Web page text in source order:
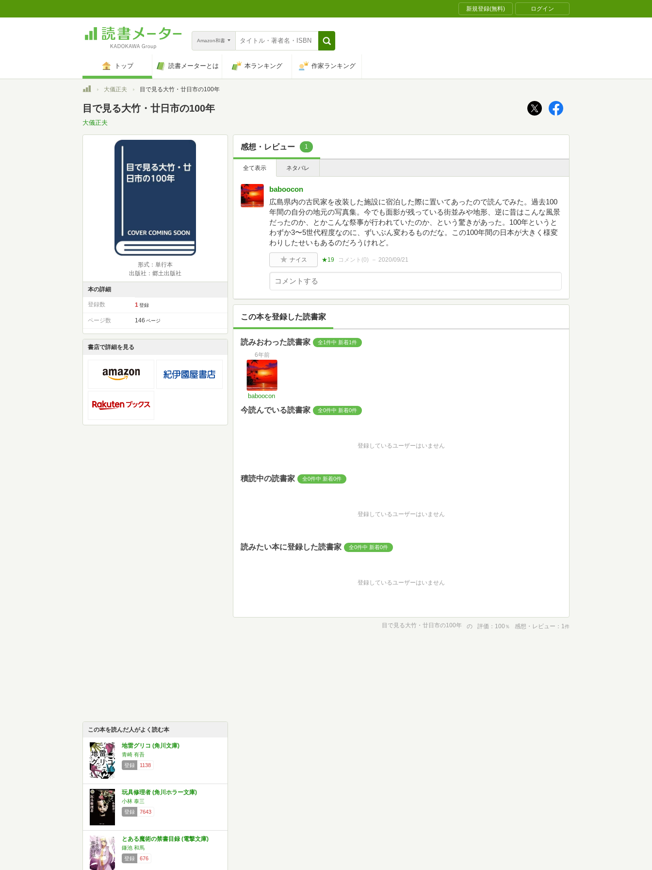
新規登録(無料) ログイン
Amazon和書
トップ 読書メーターとは 本ランキング 作家ランキング
トップ大儀正夫 目で見る大竹・廿日市の100年
目で見る大竹・廿日市の100年
大儀正夫
形式：単行本
出版社：郷土出版社
本の詳細
登録数 1 登録
ページ数 146 ページ
書店で詳細を見る
この本を読んだ人がよく読む本
地雷グリコ (角川文庫)
青崎 有吾
登録
1138
玩具修理者 (角川ホラー文庫)
小林 泰三
登録
7643
とある魔術の禁書目録 (電撃文庫)
鎌池 和馬
登録
676
感想・レビュー 1
全て表示 ネタバレ
baboocon
広島県内の古民家を改装した施設に宿泊した際に置いてあったので読んでみた。過去100
年間の自分の地元の写真集。今でも面影が残っている街並みや地形、逆に昔はこんな風景
だったのか、とかこんな祭事が行われていたのか、という驚きがあった。100年というと
わずか3〜5世代程度なのに、ずいぶん変わるものだな。この100年間の日本が大きく様変
わりしたせいもあるのだろうけれど。
ナイス ★19 コメント(0) 2020/09/21
この本を登録した読書家
読みおわった読書家 全1件中 新着1件
6年前
baboocon
今読んでいる読書家 全0件中 新着0件
登録しているユーザーはいません
積読中の読書家 全0件中 新着0件
登録しているユーザーはいません
読みたい本に登録した読書家 全0件中 新着0件
登録しているユーザーはいません
目で見る大竹・廿日市の100年 の 評価 100 ％ 感想・レビュー 1件